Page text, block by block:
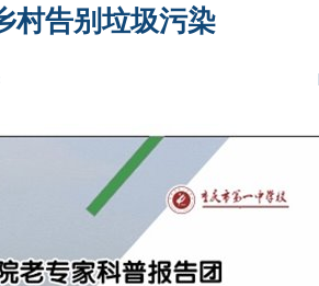
村告别垃圾污染